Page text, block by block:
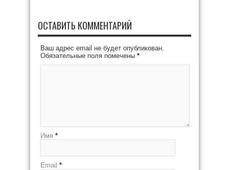
ОСТАВИТЬ КОММЕНТАРИЙ
Ваш адрес email не будет опубликован.
Обязательные поля помечены *
Имя *
Email *